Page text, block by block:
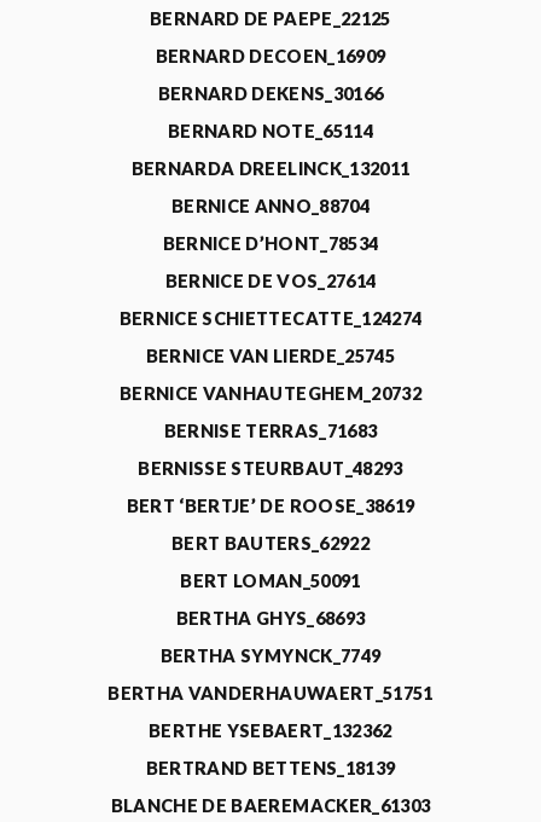
BERNARD DE PAEPE_22125
BERNARD DECOEN_16909
BERNARD DEKENS_30166
BERNARD NOTE_65114
BERNARDA DREELINCK_132011
BERNICE ANNO_88704
BERNICE D’HONT_78534
BERNICE DE VOS_27614
BERNICE SCHIETTECATTE_124274
BERNICE VAN LIERDE_25745
BERNICE VANHAUTEGHEM_20732
BERNISE TERRAS_71683
BERNISSE STEURBAUT_48293
BERT ‘BERTJE’ DE ROOSE_38619
BERT BAUTERS_62922
BERT LOMAN_50091
BERTHA GHYS_68693
BERTHA SYMYNCK_7749
BERTHA VANDERHAUWAERT_51751
BERTHE YSEBAERT_132362
BERTRAND BETTENS_18139
BLANCHE DE BAEREMACKER_61303